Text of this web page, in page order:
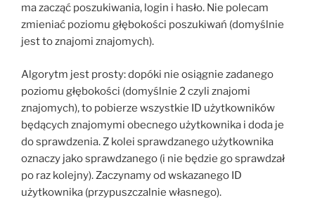
ma zacząć poszukiwania, login i hasło. Nie polecam
zmieniać poziomu głębokości poszukiwań (domyślnie
jest to znajomi znajomych).
Algorytm jest prosty: dopóki nie osiągnie zadanego
poziomu głębokości (domyślnie 2 czyli znajomi
znajomych), to pobierze wszystkie ID użytkowników
będących znajomymi obecnego użytkownika i doda je
do sprawdzenia. Z kolei sprawdzanego użytkownika
oznaczy jako sprawdzanego (i nie będzie go sprawdzał
po raz kolejny). Zaczynamy od wskazanego ID
użytkownika (przypuszczalnie własnego).